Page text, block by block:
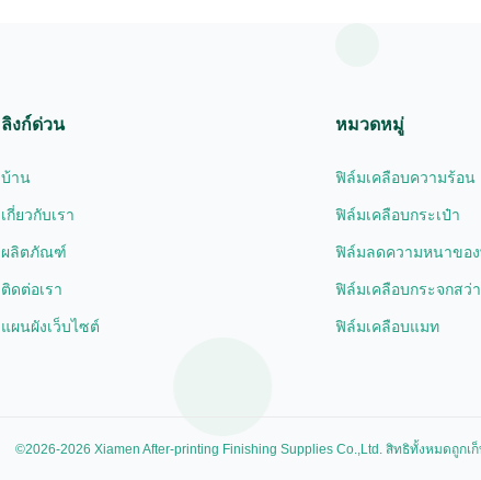
ลิงก์ด่วน
บ้าน
เกี่ยวกับเรา
ผลิตภัณฑ์
ติดต่อเรา
แผนผังเว็บไซต์
หมวดหมู่
ฟิล์มเคลือบความร้อน
ฟิล์มเคลือบกระเป๋า
ฟิล์มลดความหนาขอ
ฟิล์มเคลือบกระจกสว่
ฟิล์มเคลือบแมท
©2026-2026 Xiamen After-printing Finishing Supplies Co.,Ltd. สิทธิทั้งหมดถูกเก็